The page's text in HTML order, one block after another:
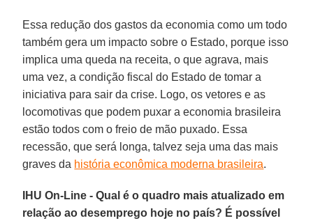
Essa redução dos gastos da economia como um todo
também gera um impacto sobre o Estado, porque isso
implica uma queda na receita, o que agrava, mais
uma vez, a condição fiscal do Estado de tomar a
iniciativa para sair da crise. Logo, os vetores e as
locomotivas que podem puxar a economia brasileira
estão todos com o freio de mão puxado. Essa
recessão, que será longa, talvez seja uma das mais
graves da história econômica moderna brasileira.
IHU On-Line - Qual é o quadro mais atualizado em
relação ao desemprego hoje no país? É possível